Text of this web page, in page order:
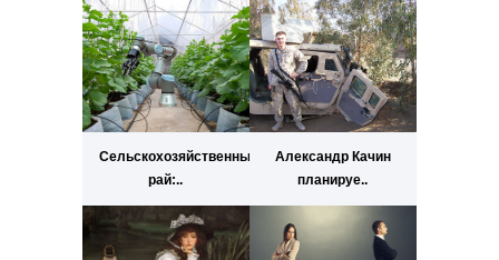
Сельскохозяйственный
рай:..
Александр Качин
планируе..